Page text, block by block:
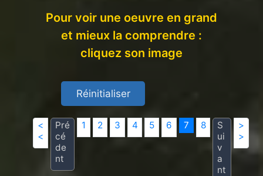
Pour voir une oeuvre en grand
et mieux la comprendre :
cliquez son image
<
<
Pré
cé
de
nt
1 2 3 4 5 6 7 8
S
ui
v
a
nt
>
>